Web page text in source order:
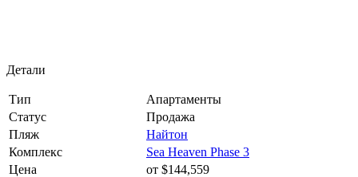
Детали
Тип
Апартаменты
Статус
Продажа
Пляж
Найтон
Комплекс
Sea Heaven Phase 3
Цена
от $144,559